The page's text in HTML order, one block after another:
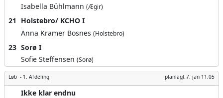
Isabella Bühlmann (Ægir)
21
Holstebro/ KCHO I
Anna Kramer Bosnes (Holstebro)
23 Sorø I
Sofie Steffensen (Sorø)
Løb - 1. Afdeling planlagt 7. jan 11:05
Ikke klar endnu